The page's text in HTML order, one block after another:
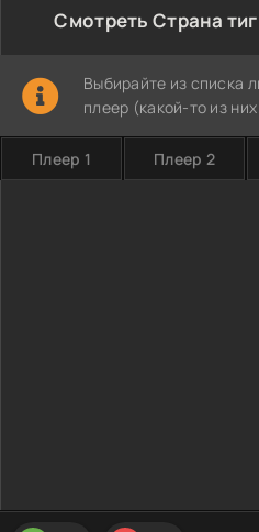
Смотреть Страна
Выбирайте из списка
плеер (какой-то из
Плеер 1 Плеер 2